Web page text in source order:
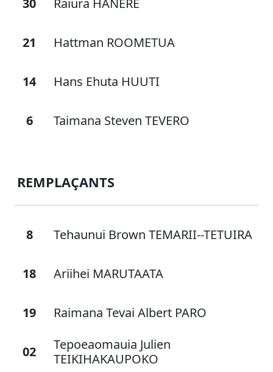
30 Raiura HANERE
21 Hattman ROOMETUA
14 Hans Ehuta HUUTI
6 Taimana Steven TEVERO
REMPLAÇANTS
8 Tehaunui Brown TEMARII--TETUIRA
18 Ariihei MARUTAATA
19 Raimana Tevai Albert PARO
02
Tepoeaomauia Julien
TEIKIHAKAUPOKO